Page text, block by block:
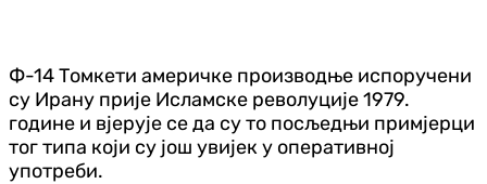
Ф-14 Томкети америчке производње испоручени
су Ирану прије Исламске револуције 1979.
године и вјерује се да су то посљедњи примјерци
тог типа који су још увијек у оперативној
употреби.